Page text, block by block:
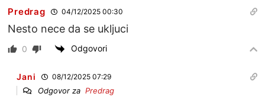
Predrag 04/12/2025 00:30
Nesto nece da se ukljuci
0 Odgovori
Jani 08/12/2025 07:29
Odgovor zaPredrag